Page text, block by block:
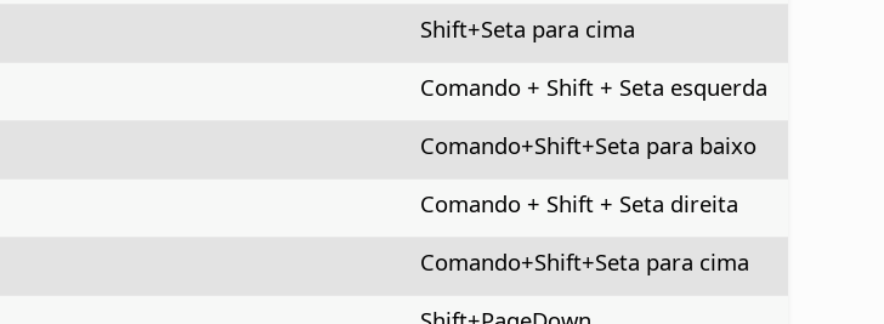
Shift+Seta para cima
Comando + Shift + Seta esquerda
Comando+Shift+Seta para baixo
Comando + Shift + Seta direita
Comando+Shift+Seta para cima